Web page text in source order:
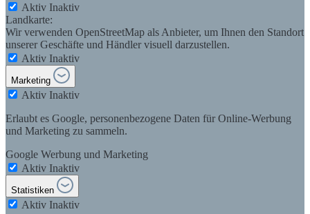
Aktiv Inaktiv
Landkarte:
Wir verwenden OpenStreetMap als Anbieter, um Ihnen den Standort
unserer Geschäfte und Händler visuell darzustellen.
Aktiv Inaktiv
Marketing
Aktiv Inaktiv
Erlaubt es Google, personenbezogene Daten für Online-Werbung
und Marketing zu sammeln.
Google Werbung und Marketing
Aktiv Inaktiv
Statistiken
Aktiv Inaktiv